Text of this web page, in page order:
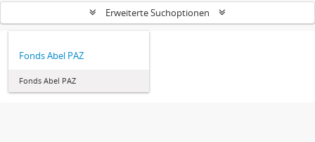
Erweiterte Suchoptionen
Fonds Abel PAZ
Fonds Abel PAZ